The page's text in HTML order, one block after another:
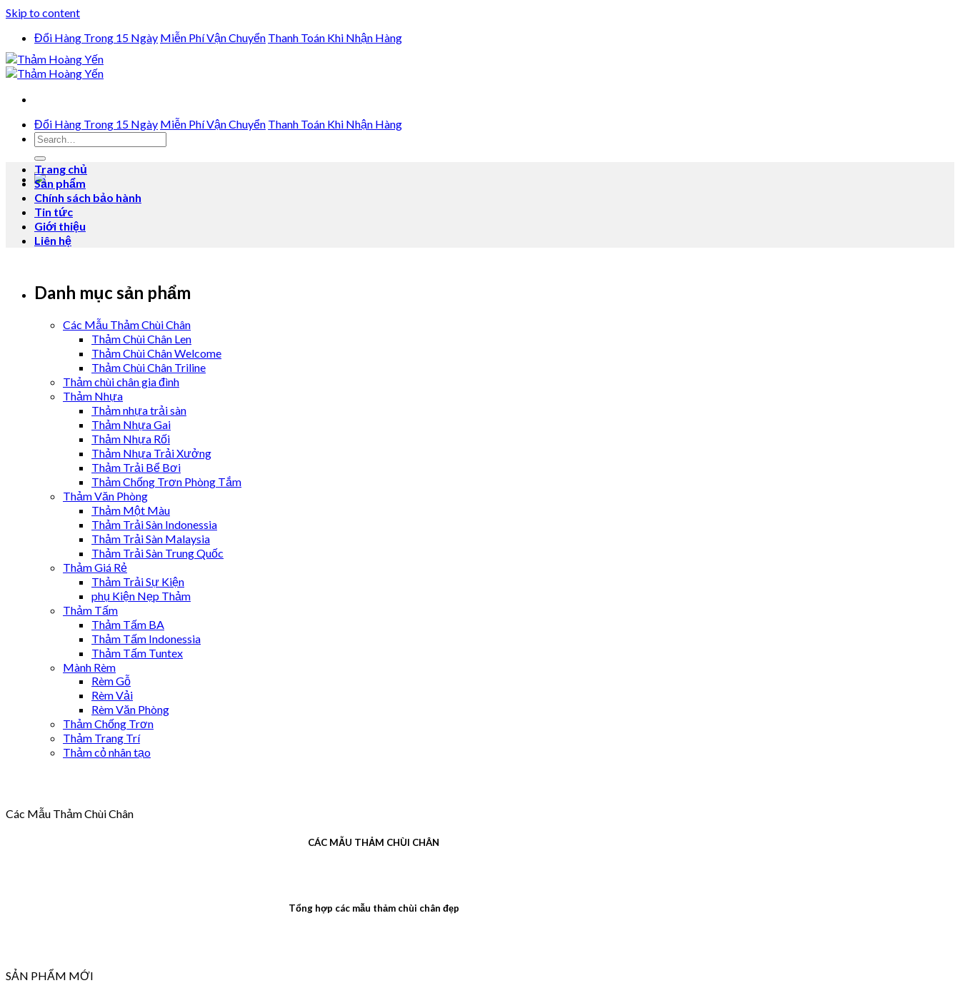
Skip to content
Đổi Hàng Trong 15 Ngày Miễn Phí Vận Chuyển Thanh Toán Khi Nhận Hàng
Đổi Hàng Trong 15 Ngày Miễn Phí Vận Chuyển Thanh Toán Khi Nhận Hàng
Trang chủ
Sản phẩm
Chính sách bảo hành
Tin tức
Giới thiệu
Liên hệ
Danh mục sản phẩm
Các Mẫu Thảm Chùi Chân
Thảm Chùi Chân Len
Thảm Chùi Chân Welcome
Thảm Chùi Chân Triline
Thảm chùi chân gia đình
Thảm Nhựa
Thảm nhựa trải sàn
Thảm Nhựa Gai
Thảm Nhựa Rối
Thảm Nhựa Trải Xưởng
Thảm Trải Bể Bơi
Thảm Chống Trơn Phòng Tắm
Thảm Văn Phòng
Thảm Một Màu
Thảm Trải Sàn Indonessia
Thảm Trải Sàn Malaysia
Thảm Trải Sàn Trung Quốc
Thảm Giá Rẻ
Thảm Trải Sự Kiện
phụ Kiện Nẹp Thảm
Thảm Tấm
Thảm Tấm BA
Thảm Tấm Indonessia
Thảm Tấm Tuntex
Mành Rèm
Rèm Gỗ
Rèm Vải
Rèm Văn Phòng
Thảm Chống Trơn
Thảm Trang Trí
Thảm cỏ nhân tạo
Các Mẫu Thảm Chùi Chân
CÁC MẪU THẢM CHÙI CHÂN
Tổng hợp các mẫu thảm chùi chân đẹp
SẢN PHẨM MỚI